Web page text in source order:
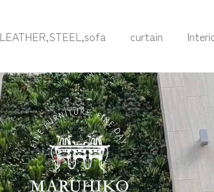
LEATHER,STEEL,sofa curtain